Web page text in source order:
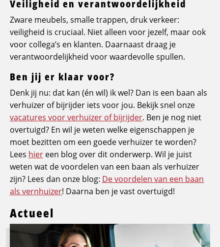
Veiligheid en verantwoordelijkheid
Zware meubels, smalle trappen, druk verkeer:
veiligheid is cruciaal. Niet alleen voor jezelf, maar ook
voor collega’s en klanten. Daarnaast draag je
verantwoordelijkheid voor waardevolle spullen.
Ben jij er klaar voor?
Denk jij nu: dat kan (én wil) ik wel? Dan is een baan als
verhuizer of bijrijder iets voor jou. Bekijk snel onze
vacatures voor verhuizer of bijrijder. Ben je nog niet
overtuigd? En wil je weten welke eigenschappen je
moet bezitten om een goede verhuizer te worden?
Lees hier een blog over dit onderwerp. Wil je juist
weten wat de voordelen van een baan als verhuizer
zijn? Lees dan onze blog: De voordelen van een baan
als vernhuizer! Daarna ben je vast overtuigd!
Actueel
Lees